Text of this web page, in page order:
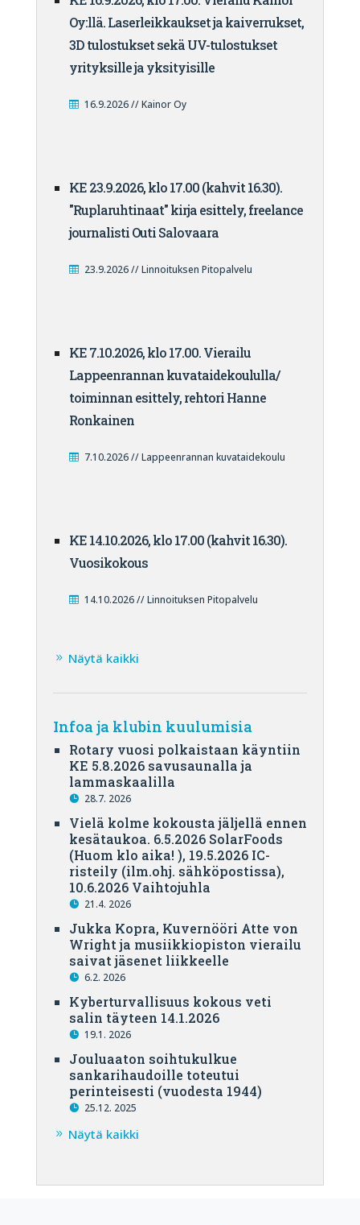
Oy:llä. Laserleikkaukset ja kaiverrukset,
3D tulostukset sekä UV-tulostukset
yrityksille ja yksityisille
16.9.2026 // Kainor Oy
KE 23.9.2026, klo 17.00 (kahvit 16.30).
"Ruplaruhtinaat" kirja esittely, freelance
journalisti Outi Salovaara
23.9.2026 // Linnoituksen Pitopalvelu
KE 7.10.2026, klo 17.00. Vierailu
Lappeenrannan kuvataidekoululla/
toiminnan esittely, rehtori Hanne
Ronkainen
7.10.2026 // Lappeenrannan kuvataidekoulu
KE 14.10.2026, klo 17.00 (kahvit 16.30).
Vuosikokous
14.10.2026 // Linnoituksen Pitopalvelu
Näytä kaikki
Infoa ja klubin kuulumisia
Rotary vuosi polkaistaan käyntiin
KE 5.8.2026 savusaunalla ja
lammaskaalilla
28.7. 2026
Vielä kolme kokousta jäljellä ennen
kesätaukoa. 6.5.2026 SolarFoods
(Huom klo aika! ), 19.5.2026 IC-
risteily (ilm.ohj. sähköpostissa),
10.6.2026 Vaihtojuhla
21.4. 2026
Jukka Kopra, Kuvernööri Atte von
Wright ja musiikkiopiston vierailu
saivat jäsenet liikkeelle
6.2. 2026
Kyberturvallisuus kokous veti
salin täyteen 14.1.2026
19.1. 2026
Jouluaaton soihtukulkue
sankarihaudoille toteutui
perinteisesti (vuodesta 1944)
25.12. 2025
Näytä kaikki